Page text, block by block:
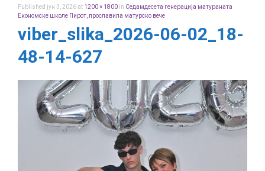
Published јун 3, 2026at 1200 × 1800 in Седамдесета генерација матураната
Економске школе Пирот, прославила матурско вече
viber_slika_2026-06-02_18-
48-14-627